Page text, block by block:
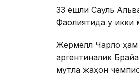
33 ёшли Сауль
Фаолиятида у икки
Жермелл Чарло ҳам
аргентиналик
мутлақ жаҳон